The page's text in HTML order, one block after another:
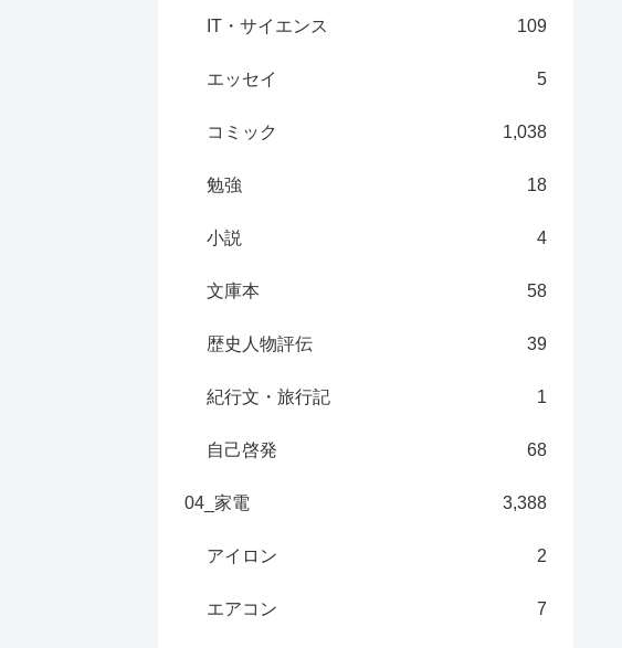
IT・サイエンス 109
エッセイ 5
コミック 1,038
勉強 18
小説 4
文庫本 58
歴史人物評伝 39
紀行文・旅行記 1
自己啓発 68
04_家電 3,388
アイロン 2
エアコン 7